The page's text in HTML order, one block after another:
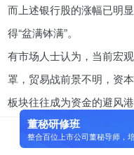
腾讯与马化腾：腾讯五虎
配股权的
08-01
资鲸精选 | IPO并购案例
从富士康、明匠智能、
09-14
而上述银行股的涨幅已明
得“盆满钵满”。
有市场人士认为，当前宏
罩，贸易战前景不明，资
板块往往成为资金的避风
位，股息率不俗，部分大
值凸显。
董秘研修班
整合百位上市公司董秘导师，